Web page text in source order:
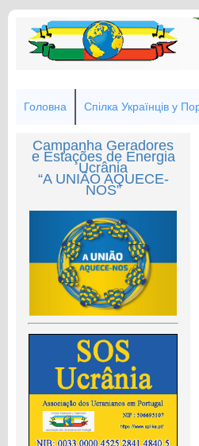
Головна Спілка Українців у
Campanha Geradores
e Estações de Energia
Ucrânia
“A UNIÃO AQUECE-
NOS”